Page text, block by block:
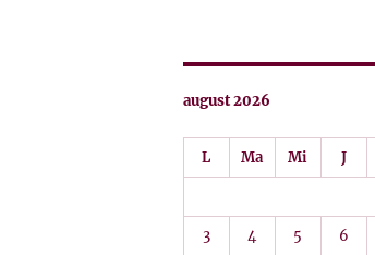
august 2026
L Ma Mi J
3 4 5 6